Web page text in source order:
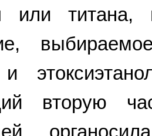
или
и
вторую